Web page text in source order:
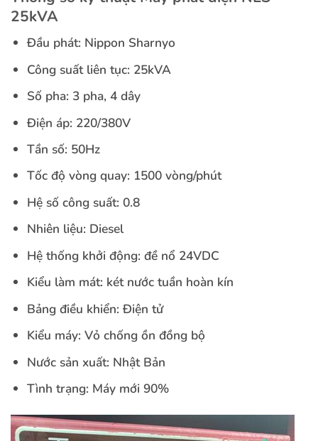
25kVA
Đầu phát: Nippon Sharnyo
Công suất liên tục: 25kVA
Số pha: 3 pha, 4 dây
Điện áp: 220/380V
Tần số: 50Hz
Tốc độ vòng quay: 1500 vòng/phút
Hệ số công suất: 0.8
Nhiên liệu: Diesel
Hệ thống khởi động: đề nổ 24VDC
Kiểu làm mát: két nước tuần hoàn kín
Bảng điều khiển: Điện tử
Kiểu máy: Vỏ chống ồn đồng bộ
Nước sản xuất: Nhật Bản
Tình trạng: Máy mới 90%